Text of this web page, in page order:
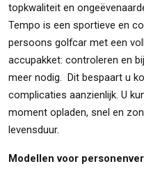
topkwaliteit en
Tempo is een sportieve en
persoons golfcar met een
accupakket: controleren en
meer nodig. Dit bespaart u
complicaties aanzienlijk. U
moment opladen, snel en
levensduur.
Modellen voor